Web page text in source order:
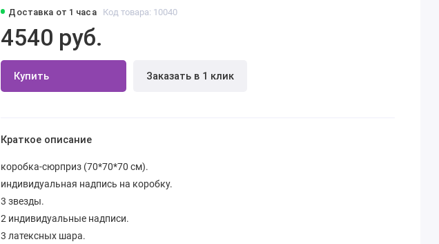
Доставка от 1 часа Код товара: 10040
4540 руб.
Купить Заказать в 1 клик
Краткое описание
коробка-сюрприз (70*70*70 см).
индивидуальная надпись на коробку.
3 звезды.
2 индивидуальные надписи.
3 латексных шара.